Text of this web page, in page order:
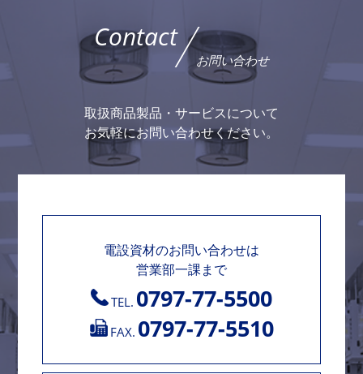
Contact
お問い合わせ
取扱商品製品・サービスについて
お気軽にお問い合わせください。
電設資材のお問い合わせは
営業部一課まで
TEL. 0797-77-5500
FAX. 0797-77-5510